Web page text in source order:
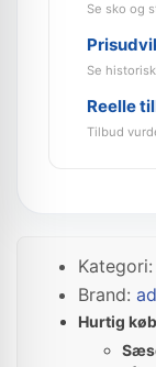
Se sko og
Se
Reelle
Tilbud
Brand:
Hurtig